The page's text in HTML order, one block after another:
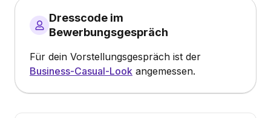
Dresscode im
Bewerbungsgespräch
Für dein Vorstellungsgespräch ist der
Business-Casual-Look angemessen.